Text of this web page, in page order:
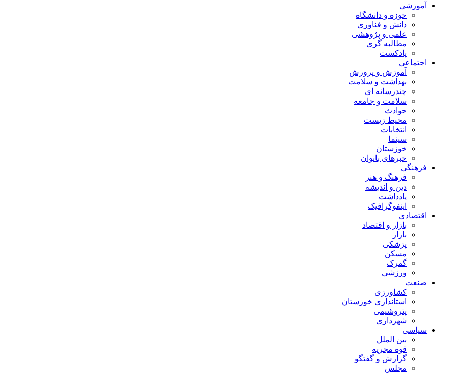
آموزشی
حوزه و دانشگاه
دانش و فناوری
علمی و پژوهشی
مطالبه گری
پادکست
اجتماعی
آموزش و پرورش
بهداشت و سلامت
چندرسانه ای
سلامت و جامعه
حوادث
محیط زیست
انتخابات
سینما
خوزستان
خبرهای بانوان
فرهنگی
فرهنگ و هنر
دین و اندیشه
یادداشت
اینفوگرافیک
اقتصادی
بازار و اقتصاد
بازار
پزشکی
مسکن
گمرک
ورزشی
صنعت
کشاورزی
استانداری خوزستان
پتروشیمی
شهرداری
سیاسی
بین الملل
قوه مجریه
گزارش و گفتگو
مجلس